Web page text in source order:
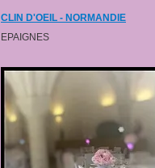
CLIN D'OEIL - NORMANDIE
EPAIGNES